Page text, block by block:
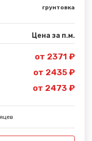
грунтовка
Цена за п.м.
от 2371 ₽
от 2435 ₽
от 2473 ₽